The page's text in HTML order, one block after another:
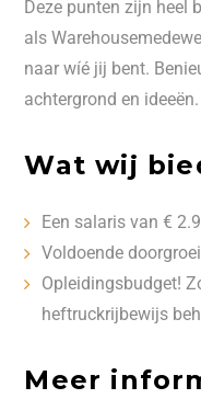
Deze punten zijn heel
als
naar wíé jij bent.
achtergrond en
Wat wij
Een salaris van €
Voldoende
Opleidingsbudget!
heftruckrijbewijs
Meer